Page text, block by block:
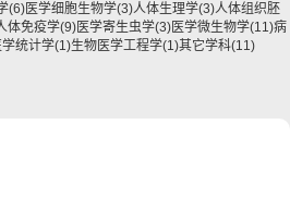
(6)医学细胞生物学(3)人体生理学(3)人体组织胚
体免疫学(9)医学寄生虫学(3)医学微生物学(11)病
学统计学(1)生物医学工程学(1)其它学科(11)